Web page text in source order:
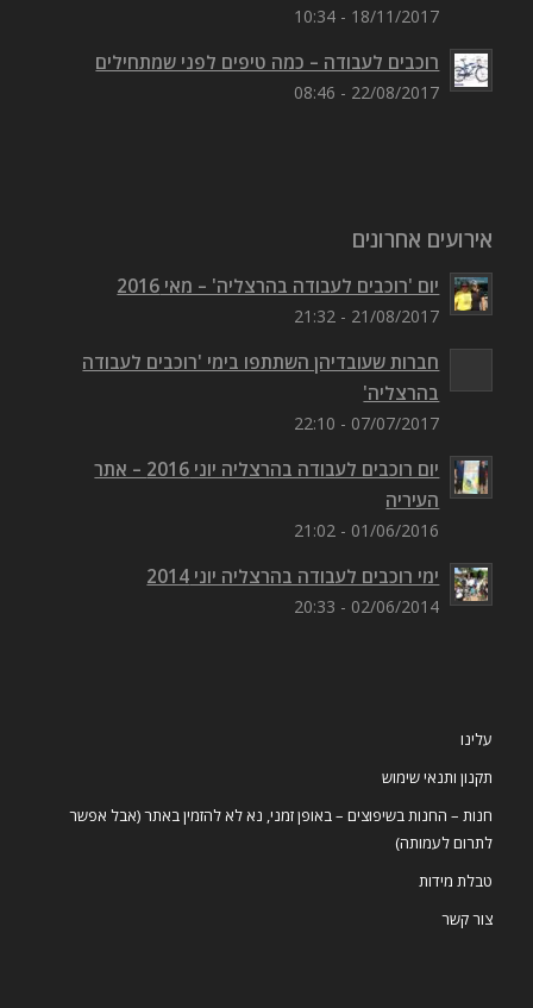
18/11/2017 - 10:34
רוכבים לעבודה – כמה טיפים לפני שמתחילים
22/08/2017 - 08:46
אירועים אחרונים
יום 'רוכבים לעבודה בהרצליה' – מאי 2016
21/08/2017 - 21:32
חברות שעובדיהן השתתפו בימי 'רוכבים לעבודה
בהרצליה'
07/07/2017 - 22:10
יום רוכבים לעבודה בהרצליה יוני 2016 – אתר
העיריה
01/06/2016 - 21:02
ימי רוכבים לעבודה בהרצליה יוני 2014
02/06/2014 - 20:33
עלינו
תקנון ותנאי שימוש
חנות – החנות בשיפוצים – באופן זמני, נא לא להזמין באתר (אבל אפשר
לתרום לעמותה)
טבלת מידות
צור קשר